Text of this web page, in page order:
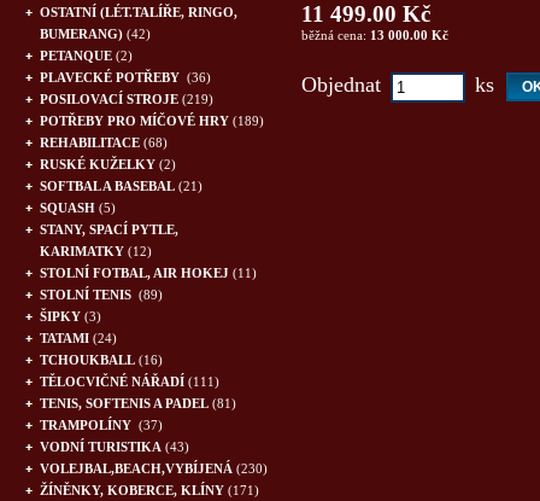
OSTATNÍ (LÉT.TALÍŘE, RINGO,
BUMERANG) (42)
PETANQUE (2)
PLAVECKÉ POTŘEBY (36)
POSILOVACÍ STROJE (219)
POTŘEBY PRO MÍČOVÉ HRY (189)
REHABILITACE (68)
RUSKÉ KUŽELKY (2)
SOFTBAL A BASEBAL (21)
SQUASH (5)
STANY, SPACÍ PYTLE,
KARIMATKY (12)
STOLNÍ FOTBAL, AIR HOKEJ (11)
STOLNÍ TENIS (89)
ŠIPKY (3)
TATAMI (24)
TCHOUKBALL (16)
TĚLOCVIČNÉ NÁŘADÍ (111)
TENIS, SOFTENIS A PADEL (81)
TRAMPOLÍNY (37)
VODNÍ TURISTIKA (43)
VOLEJBAL,BEACH,VYBÍJENÁ (230)
ŽÍNĚNKY, KOBERCE, KLÍNY (171)
11 499.00 Kč
běžná cena: 13 000.00 Kč
Objednat ks